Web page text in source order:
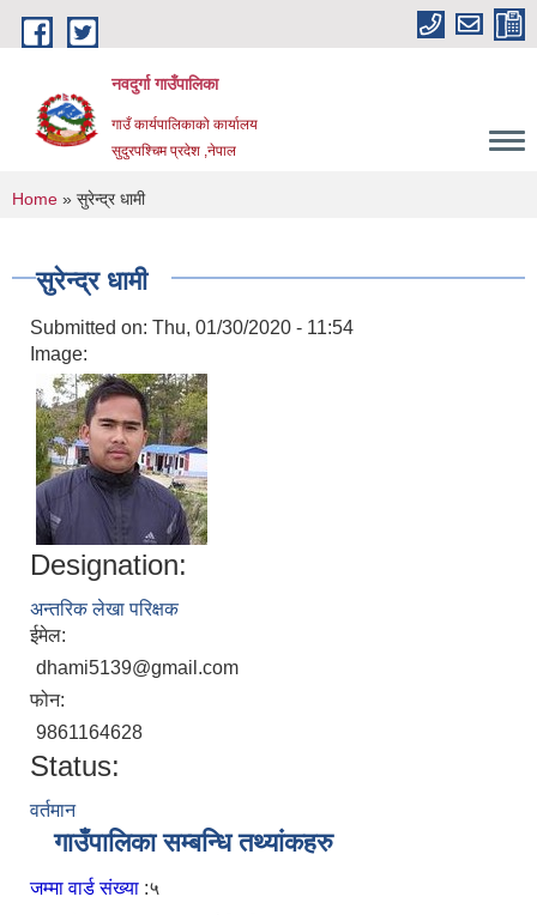
Skip to main content
नवदुर्गा गाउँपालिका
गाउँ कार्यपालिकाको कार्यालय
सुदुरपश्चिम प्रदेश ,नेपाल
You are here
Home » सुरेन्द्र धामी
सुरेन्द्र धामी
Submitted on: Thu, 01/30/2020 - 11:54
Image:
Designation:
अन्तरिक लेखा परिक्षक
ईमेल:
dhami5139@gmail.com
फोन:
9861164628
Status:
वर्तमान
गाउँपालिका सम्बन्धि तथ्यांकहरु
जम्मा वार्ड संख्या :५